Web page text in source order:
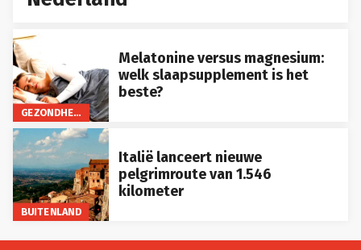
GEZONDHEID
Melatonine versus magnesium:
welk slaapsupplement is het
beste?
BUITENLAND
Italië lanceert nieuwe
pelgrimroute van 1.546
kilometer